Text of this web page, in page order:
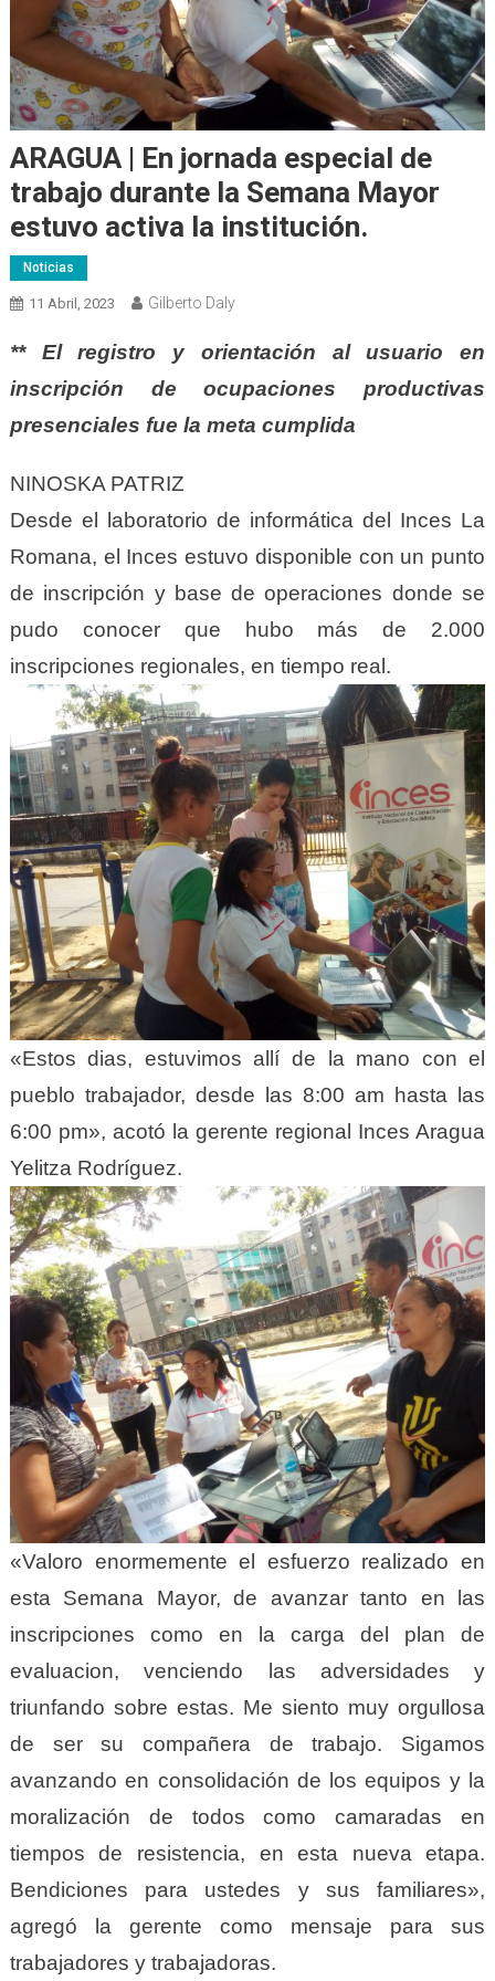
ARAGUA | En jornada especial de
trabajo durante la Semana Mayor
estuvo activa la institución.
Noticias
11 Abril, 2023 Gilberto Daly
** El registro y orientación al usuario en
inscripción de ocupaciones productivas
presenciales fue la meta cumplida
NINOSKA PATRIZ
Desde el laboratorio de informática del Inces La
Romana, el Inces estuvo disponible con un punto
de inscripción y base de operaciones donde se
pudo conocer que hubo más de 2.000
inscripciones regionales, en tiempo real.
«Estos dias, estuvimos allí de la mano con el
pueblo trabajador, desde las 8:00 am hasta las
6:00 pm», acotó la gerente regional Inces Aragua
Yelitza Rodríguez.
«Valoro enormemente el esfuerzo realizado en
esta Semana Mayor, de avanzar tanto en las
inscripciones como en la carga del plan de
evaluacion, venciendo las adversidades y
triunfando sobre estas. Me siento muy orgullosa
de ser su compañera de trabajo. Sigamos
avanzando en consolidación de los equipos y la
moralización de todos como camaradas en
tiempos de resistencia, en esta nueva etapa.
Bendiciones para ustedes y sus familiares»,
agregó la gerente como mensaje para sus
trabajadores y trabajadoras.